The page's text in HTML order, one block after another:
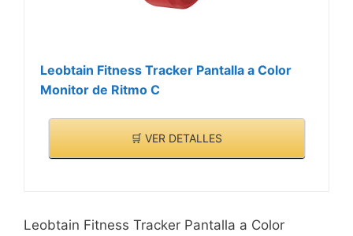
Leobtain Fitness Tracker Pantalla a Color
Monitor de Ritmo C
🛒 VER DETALLES
Leobtain Fitness Tracker Pantalla a Color